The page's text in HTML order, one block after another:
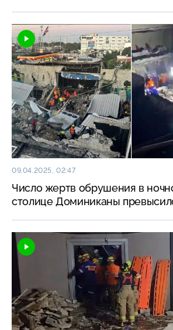
09.04.2025, 02:47
Число жертв обрушения в
столице Доминиканы